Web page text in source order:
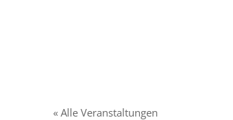
« Alle Veranstaltungen